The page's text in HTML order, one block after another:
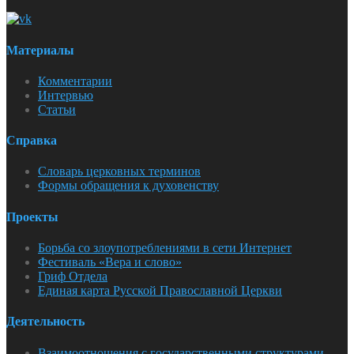
Материалы
Комментарии
Интервью
Статьи
Справка
Словарь церковных терминов
Формы обращения к духовенству
Проекты
Борьба со злоупотреблениями в сети Интернет
Фестиваль «Вера и слово»
Гриф Отдела
Единая карта Русской Православной Церкви
Деятельность